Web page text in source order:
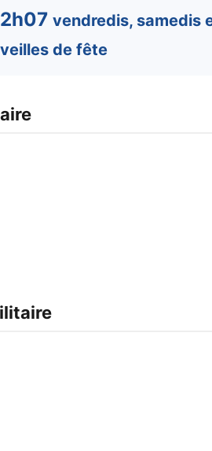
2h07 vendredis, samedis
veilles de fête